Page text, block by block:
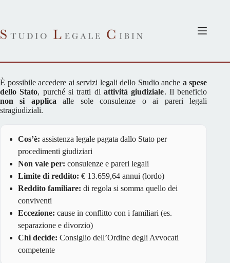
È possibile accedere ai servizi legali dello Studio anche a spese
dello Stato, purché si tratti diattività giudiziale. Il beneficio
non si applica alle sole consulenze o ai pareri legali
stragiudiziali.
Cos’è: assistenza legale pagata dallo Stato per
procedimenti giudiziari
Non vale per: consulenze e pareri legali
Limite di reddito: € 13.659,64 annui (lordo)
Reddito familiare: di regola si somma quello dei
conviventi
Eccezione: cause in conflitto con i familiari (es.
separazione e divorzio)
Chi decide: Consiglio dell’Ordine degli Avvocati
competente